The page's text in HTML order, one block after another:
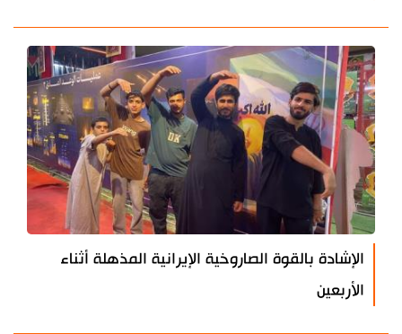
الإشادة بالقوة الصاروخية الإيرانية المذهلة أثناء
الأربعين